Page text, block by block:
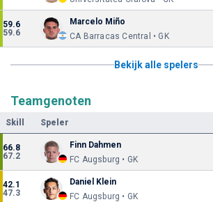
59.6
59.6
Marcelo Miño
CA Barracas Central • GK
Bekijk alle spelers
Teamgenoten
Skill Speler
66.8
67.2
Finn Dahmen
FC Augsburg • GK
42.1
47.3
Daniel Klein
FC Augsburg • GK